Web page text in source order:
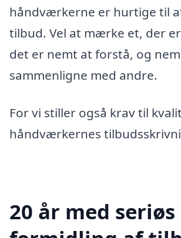
håndværkerne er hurtige til
tilbud. Vel at mærke et, der
det er nemt at forstå, og
sammenligne med andre.
For vi stiller også krav til
håndværkernes
20 år med seriøs